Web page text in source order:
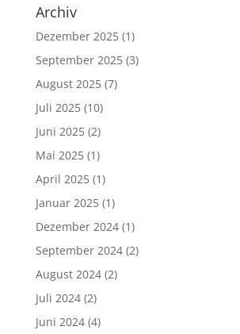
Archiv
Dezember 2025(1)
September 2025(3)
August 2025(7)
Juli 2025(10)
Juni 2025(2)
Mai 2025(1)
April 2025(1)
Januar 2025(1)
Dezember 2024(1)
September 2024(2)
August 2024(2)
Juli 2024(2)
Juni 2024(4)